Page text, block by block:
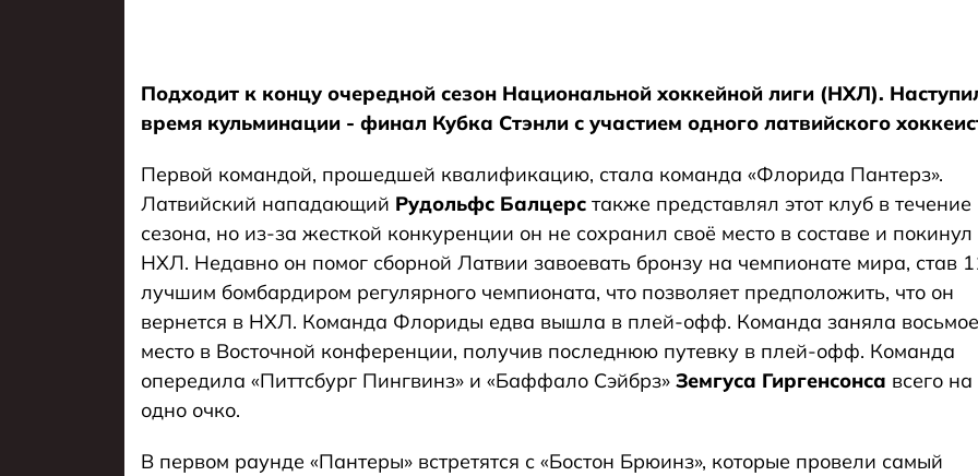
Подходит к концу очередной сезон Национальной хоккейной лиги (НХЛ).
время кульминации - финал Кубка Стэнли с участием одного латвийского
Первой командой, прошедшей квалификацию, стала команда «Флорида Пантерз».
Латвийский нападающий Рудольфс Балцерс также представлял этот клуб в течение
сезона, но из-за жесткой конкуренции он не сохранил своё место в составе и покинул
НХЛ. Недавно он помог сборной Латвии завоевать бронзу на чемпионате мира, став
лучшим бомбардиром регулярного чемпионата, что позволяет предположить, что он
вернется в НХЛ. Команда Флориды едва вышла в плей-офф. Команда заняла восьмое
место в Восточной конференции, получив последнюю путевку в плей-офф. Команда
опередила «Питтсбург Пингвинз» и «Баффало Сэйбрз» Земгуса Гиргенсонса всего на
одно очко.
В первом раунде «Пантеры» встретятся с «Бостон Брюинз», которые провели самый